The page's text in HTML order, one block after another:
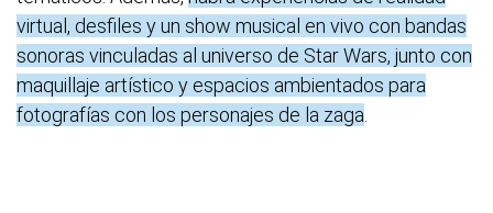
virtual, desfiles y un show musical en vivo con bandas
sonoras vinculadas al universo de Star Wars, junto con
maquillaje artístico y espacios ambientados para
fotografías con los personajes de la zaga